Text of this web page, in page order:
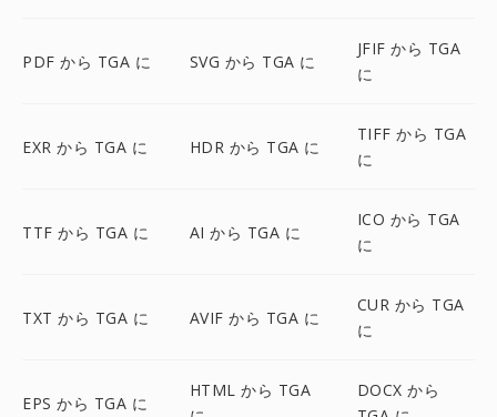
PDF から TGA に SVG から TGA に
JFIF から TGA
に
EXR から TGA に HDR から TGA に
TIFF から TGA
に
TTF から TGA に AI から TGA に
ICO から TGA
に
TXT から TGA に AVIF から TGA に
CUR から TGA
に
EPS から TGA に
HTML から TGA
DOCX から